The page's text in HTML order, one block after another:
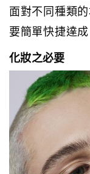
面對不同種類
要簡單快捷達
化妝之必要